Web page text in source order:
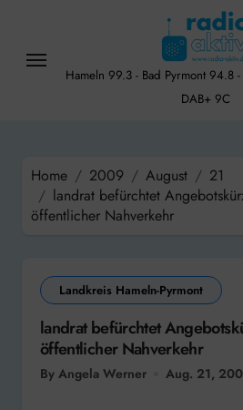
content
Hameln 99.3 - Bad Pyrmont 94.8
DAB+ 9C
Home 2009 August
21
landrat befürchtet
öffentlicher Nahverkehr
Landkreis Hameln-Pyrmont
landrat befürchtet
öffentlicher Nahverkehr
By Angela Werner Aug. 21,